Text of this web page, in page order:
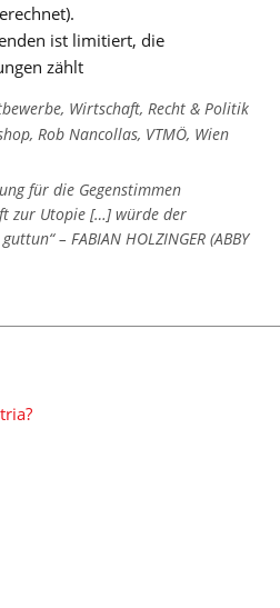
ist limitiert, die
zählt
, Wirtschaft, Recht & Politik
,Rob Nancollas, VTMÖ, Wien
für die Gegenstimmen
zur Utopie […] würde der
– FABIAN HOLZINGER (ABBY